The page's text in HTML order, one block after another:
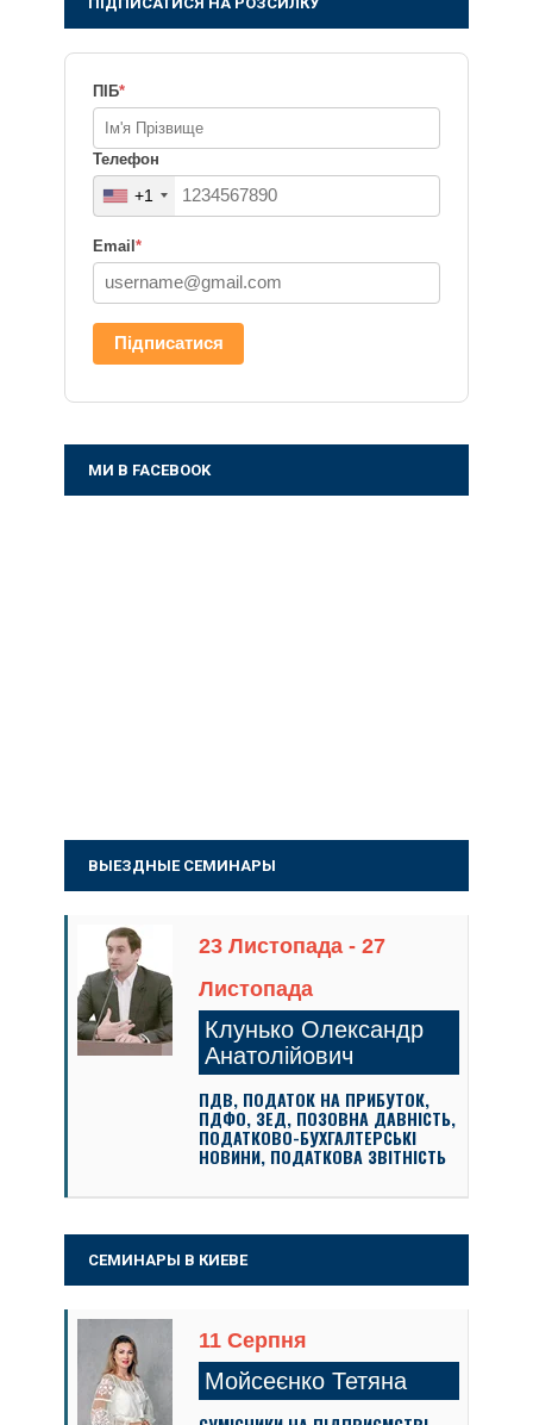
ПІБ*
Телефон
+1
Email*
Підписатися
МИ В FACEBOOK
ВЫЕЗДНЫЕ СЕМИНАРЫ
23 Листопада - 27
Листопада
Клунько Олександр
Анатолійович
ПДВ, ПОДАТОК НА ПРИБУТОК,
ПДФО, ЗЕД, ПОЗОВНА ДАВНІСТЬ,
ПОДАТКОВО-БУХГАЛТЕРСЬКІ
НОВИНИ, ПОДАТКОВА ЗВІТНІСТЬ
СЕМИНАРЫ В КИЕВЕ
11 Серпня
Мойсеєнко Тетяна